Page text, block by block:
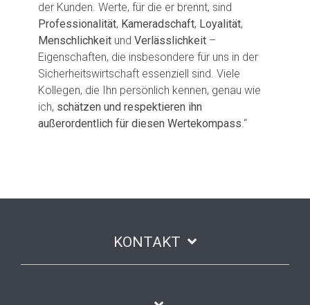
der Kunden. Werte, für die er brennt, sind
Professionalität, Kameradschaft, Loyalität,
Menschlichkeit und Verlässlichkeit –
Eigenschaften, die insbesondere für uns in der
Sicherheitswirtschaft essenziell sind. Viele
Kollegen, die Ihn persönlich kennen, genau wie
ich, schätzen und respektieren ihn
außerordentlich für diesen Wertekompass.“
KONTAKT